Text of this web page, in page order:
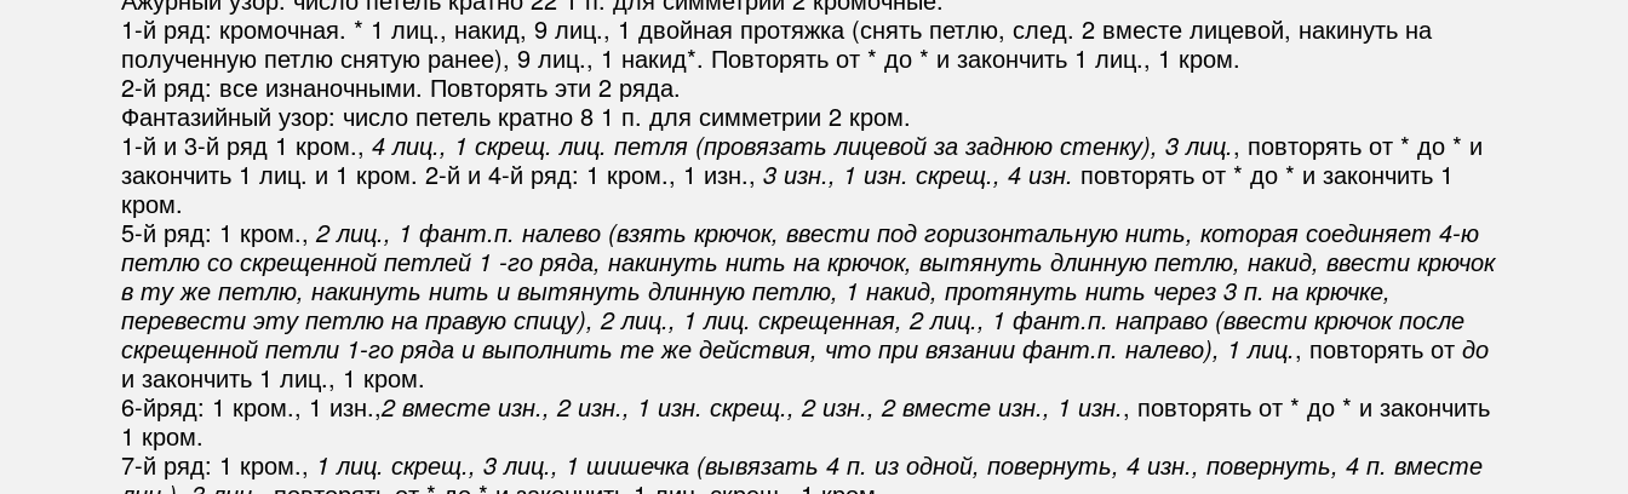
1-й ряд: кромочная. * 1 лиц., накид, 9 лиц., 1 двойная протяжка (снять петлю, след. 2 вместе лицевой, накинуть на
полученную петлю снятую ранее), 9 лиц., 1 накид*. Повторять от * до * и закончить 1 лиц., 1 кром.
2-й ряд: все изнаночными. Повторять эти 2 ряда.
Фантазийный узор: число петель кратно 8 1 п. для симметрии 2 кром.
1-й и 3-й ряд 1 кром., 4 лиц., 1 скрещ. лиц. петля (провязать лицевой за заднюю стенку), 3 лиц., повторять от * до * и
закончить 1 лиц. и 1 кром. 2-й и 4-й ряд: 1 кром., 1 изн., 3 изн., 1 изн. скрещ., 4 изн. повторять от * до * и закончить 1
кром.
5-й ряд: 1 кром.,2 лиц., 1 фант.п. налево (взять крючок, ввести под горизонтальную нить, которая соединяет 4-ю
петлю со скрещенной петлей 1 -го ряда, накинуть нить на крючок, вытянуть длинную петлю, накид, ввести крючок
в ту же петлю, накинуть нить и вытянуть длинную петлю, 1 накид, протянуть нить через 3 п. на крючке,
перевести эту петлю на правую спицу), 2 лиц., 1 лиц. скрещенная, 2 лиц., 1 фант.п. направо (ввести крючок после
скрещенной петли 1-го ряда и выполнить те же действия, что при вязании фант.п. налево), 1 лиц., повторять от до
и закончить 1 лиц., 1 кром.
6-йряд: 1 кром., 1 изн.,2 вместе изн., 2 изн., 1 изн. скрещ., 2 изн., 2 вместе изн., 1 изн., повторять от * до * и закончить
1 кром.
7-й ряд: 1 кром., 1 лиц. скрещ., 3 лиц., 1 шишечка (вывязать 4 п. из одной, повернуть, 4 изн., повернуть, 4 п. вместе